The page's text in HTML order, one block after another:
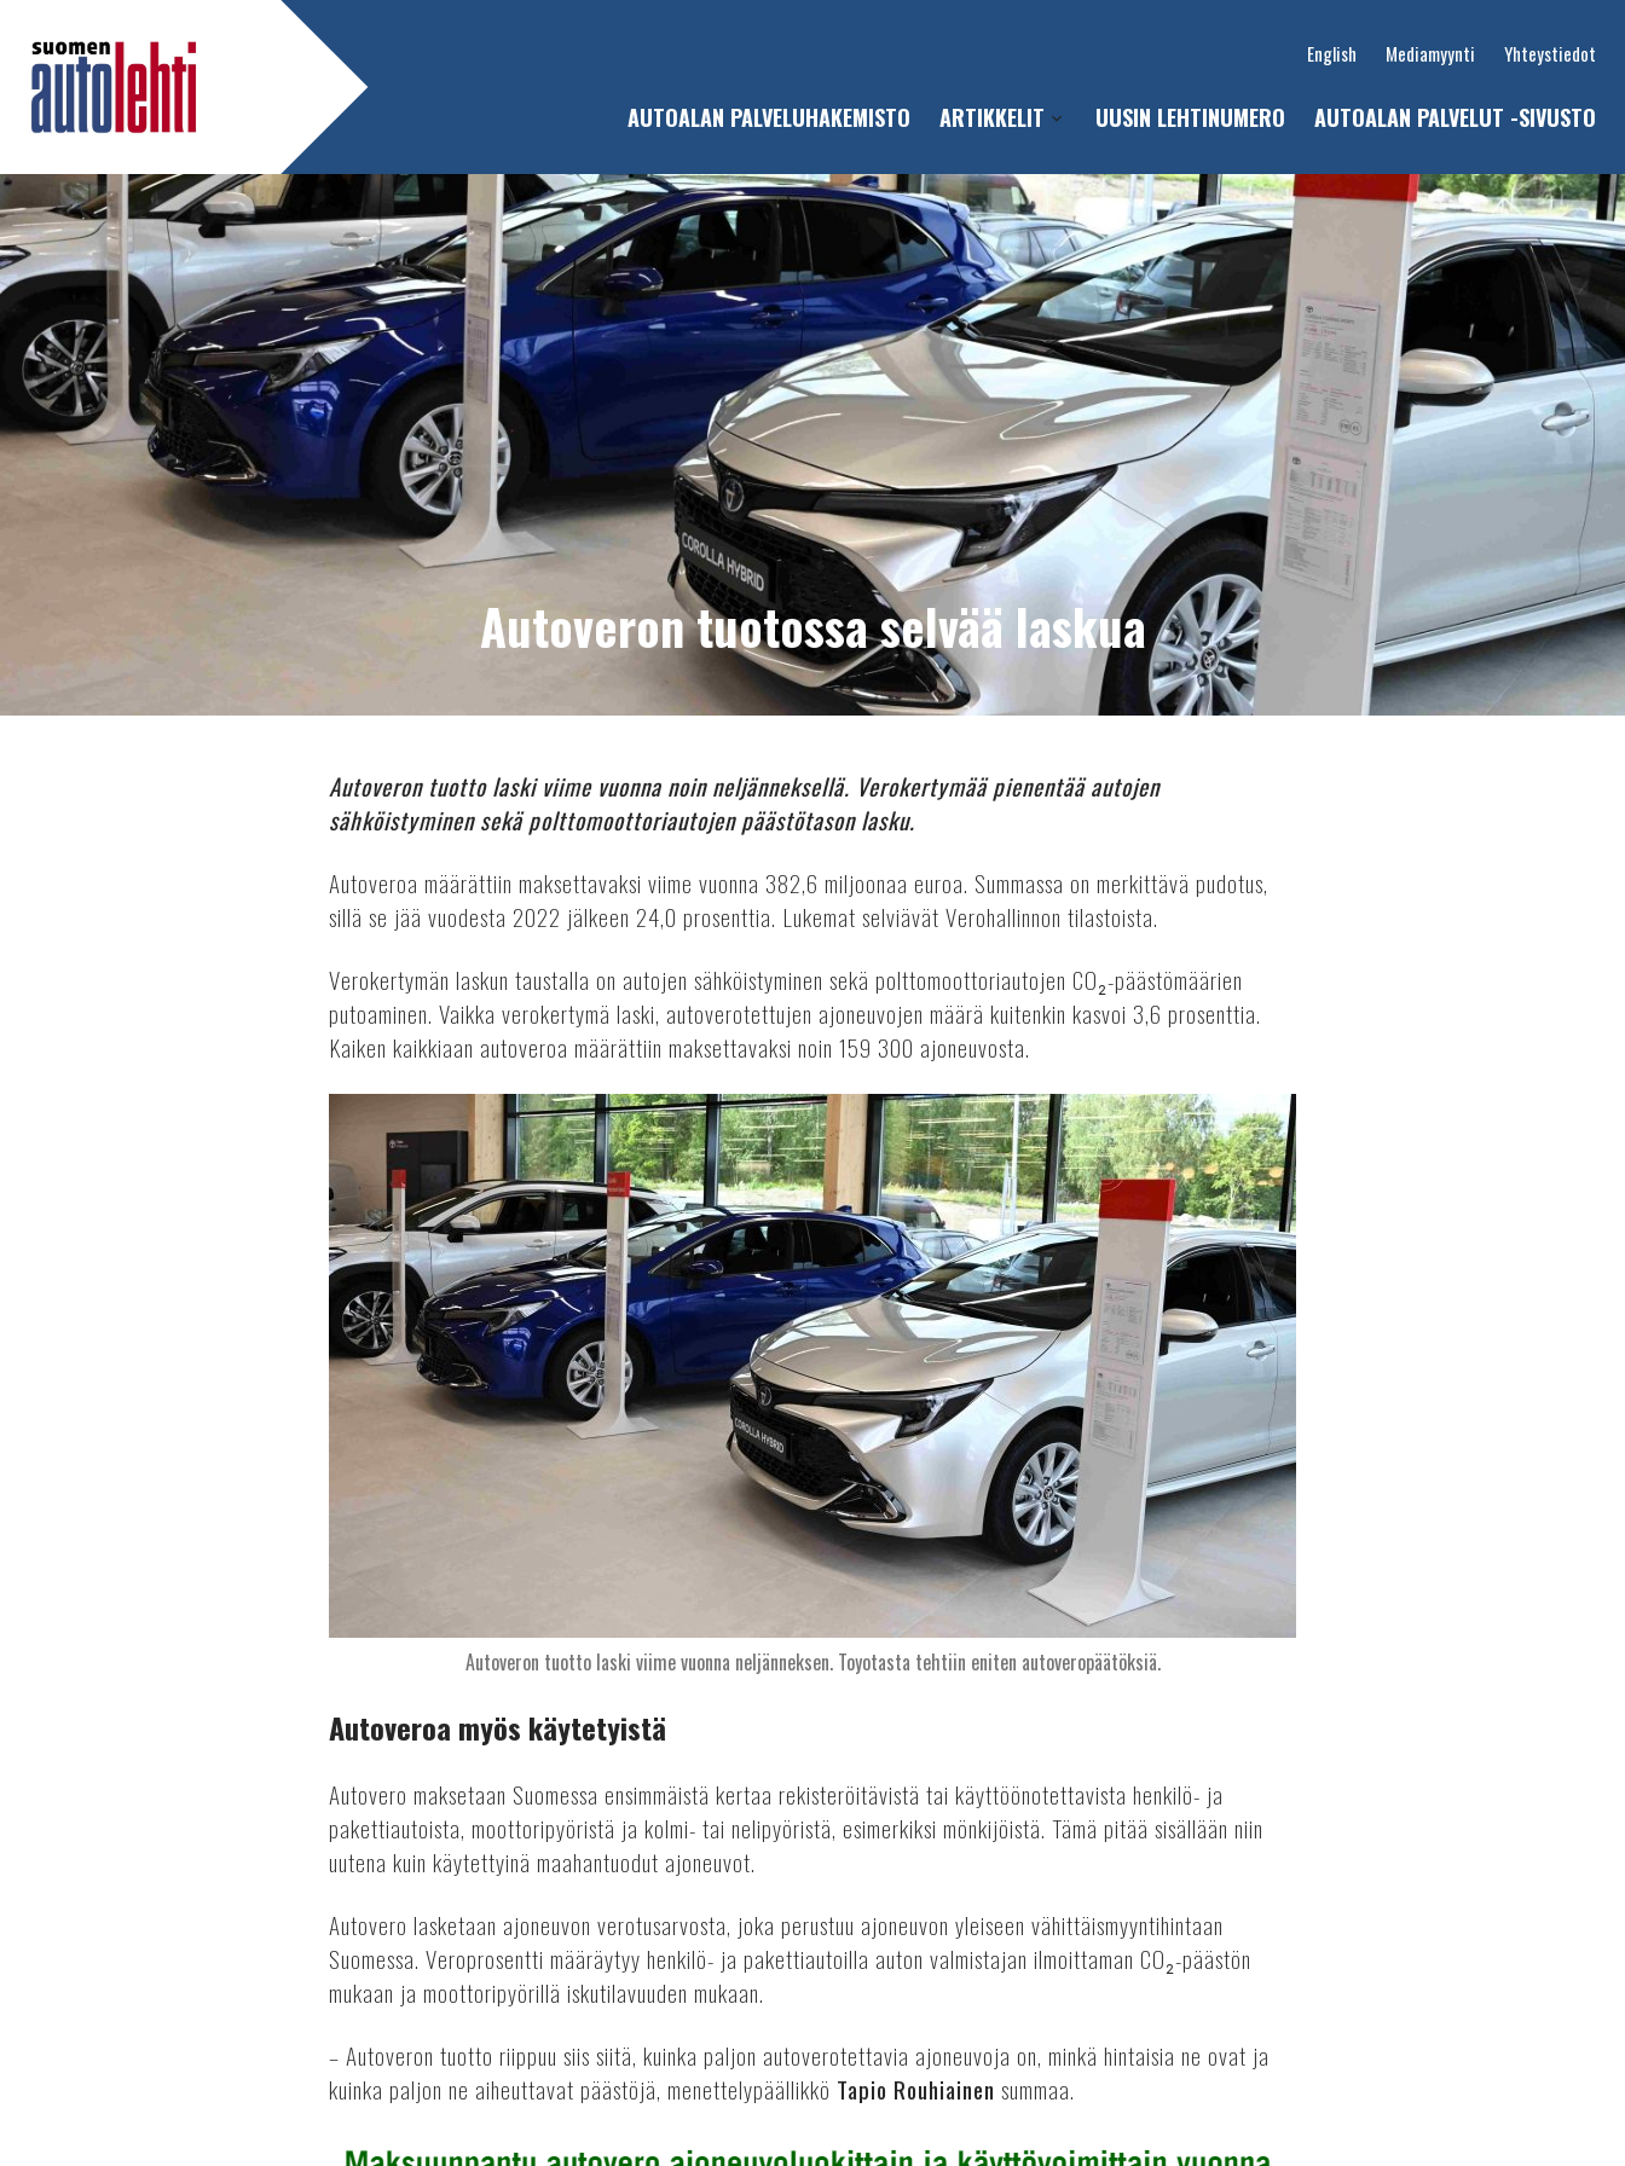
English Mediamyynti Yhteystiedot
AUTOALAN PALVELUHAKEMISTO ARTIKKELIT
sub-
menu
UUSIN LEHTINUMERO AUTOALAN PALVELUT -SIVUSTO
Autoveron tuotossa selvää laskua
Autoveron tuotto laski viime vuonna noin neljänneksellä. Verokertymää pienentää autojen
sähköistyminen sekä polttomoottoriautojen päästötason lasku.
Autoveroa määrättiin maksettavaksi viime vuonna 382,6 miljoonaa euroa. Summassa on merkittävä pudotus,
sillä se jää vuodesta 2022 jälkeen 24,0 prosenttia. Lukemat selviävät Verohallinnon tilastoista.
Verokertymän laskun taustalla on autojen sähköistyminen sekä polttomoottoriautojen CO₂-päästömäärien
putoaminen. Vaikka verokertymä laski, autoverotettujen ajoneuvojen määrä kuitenkin kasvoi 3,6 prosenttia.
Kaiken kaikkiaan autoveroa määrättiin maksettavaksi noin 159 300 ajoneuvosta.
Autoveron tuotto laski viime vuonna neljänneksen. Toyotasta tehtiin eniten autoveropäätöksiä.
Autoveroa myös käytetyistä
Autovero maksetaan Suomessa ensimmäistä kertaa rekisteröitävistä tai käyttöönotettavista henkilö- ja
pakettiautoista, moottoripyöristä ja kolmi- tai nelipyöristä, esimerkiksi mönkijöistä. Tämä pitää sisällään niin
uutena kuin käytettyinä maahantuodut ajoneuvot.
Autovero lasketaan ajoneuvon verotusarvosta, joka perustuu ajoneuvon yleiseen vähittäismyyntihintaan
Suomessa. Veroprosentti määräytyy henkilö- ja pakettiautoilla auton valmistajan ilmoittaman CO₂-päästön
mukaan ja moottoripyörillä iskutilavuuden mukaan.
– Autoveron tuotto riippuu siis siitä, kuinka paljon autoverotettavia ajoneuvoja on, minkä hintaisia ne ovat ja
kuinka paljon ne aiheuttavat päästöjä, menettelypäällikkö Tapio Rouhiainen summaa.